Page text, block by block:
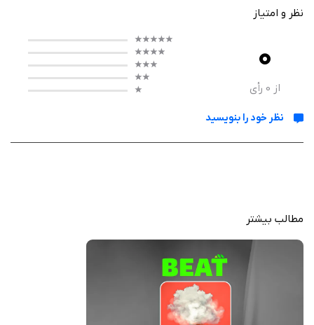
میکندتامحتوای خودرابه سطح بالاتری برسانید.
BEAT تجربه ای آسان وبی دردسربرای ساخت حلقه های اینستاگرام ارائه
میدهد.چه یک تولید کننده محتوای حرفه ای باشیدوچه به تازگی شروع به کار
کرده باشید، این برنامه با قالب های قدرتمندخود،محتوای شمارابه سطح بالاتری
نظر و امتیاز
0
از 0 رأی
نظر خود را بنویسید
مطالب بیشتر